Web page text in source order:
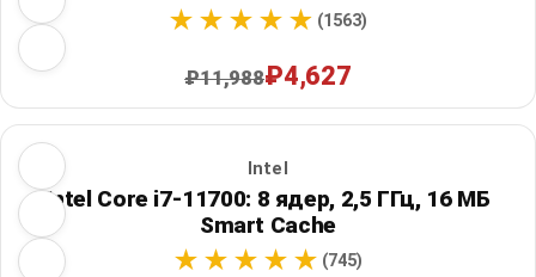
(1563)
₽11,988₽4,627
Intel
Intel Core i7-11700: 8 ядер, 2,5 ГГц, 16 МБ
Smart Cache
(745)